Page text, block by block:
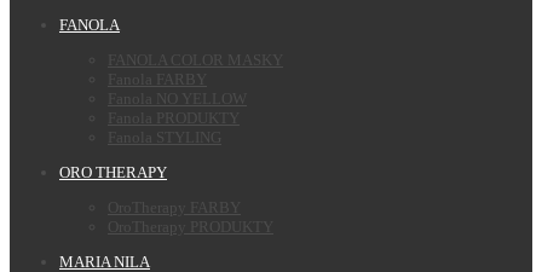
FANOLA
FANOLA COLOR MASKY
Fanola FARBY
Fanola NO YELLOW
Fanola PRODUKTY
Fanola STYLING
ORO THERAPY
OroTherapy FARBY
OroTherapy PRODUKTY
MARIA NILA